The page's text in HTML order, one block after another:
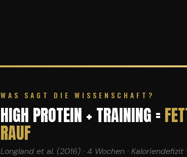
WAS SAGT DIE WISSENSCHAFT?
HIGH PROTEIN + TRAINING =
RAUF
Longland et al. (2016) · 4 Wochen ·